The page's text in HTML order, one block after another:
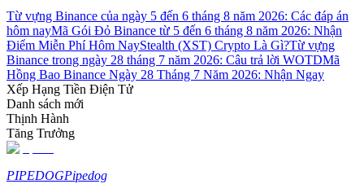
Đối tác Bitrue
Từ vựng Binance của ngày 5 đến 6 tháng 8 năm 2026: Các đáp án
hôm nayMã Gói Đỏ Binance từ 5 đến 6 tháng 8 năm 2026: Nhận
Điểm Miễn Phí Hôm NayStealth (XST) Crypto Là Gì?Từ vựng
Binance trong ngày 28 tháng 7 năm 2026: Câu trả lời WOTDMã
Hồng Bao Binance Ngày 28 Tháng 7 Năm 2026: Nhận Ngay
Xếp Hạng Tiền Điện Tử
Danh sách mới
Thịnh Hành
Tăng Trưởng
PIPEDOGPipedog